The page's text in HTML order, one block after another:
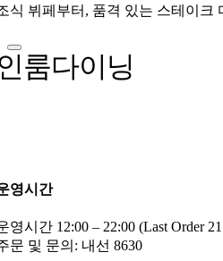
식 뷔페부터, 품격 있는 스테이크
룸다이닝
영시간
영시간 12:00 – 22:00 (Last Order
문 및 문의: 내선 8630